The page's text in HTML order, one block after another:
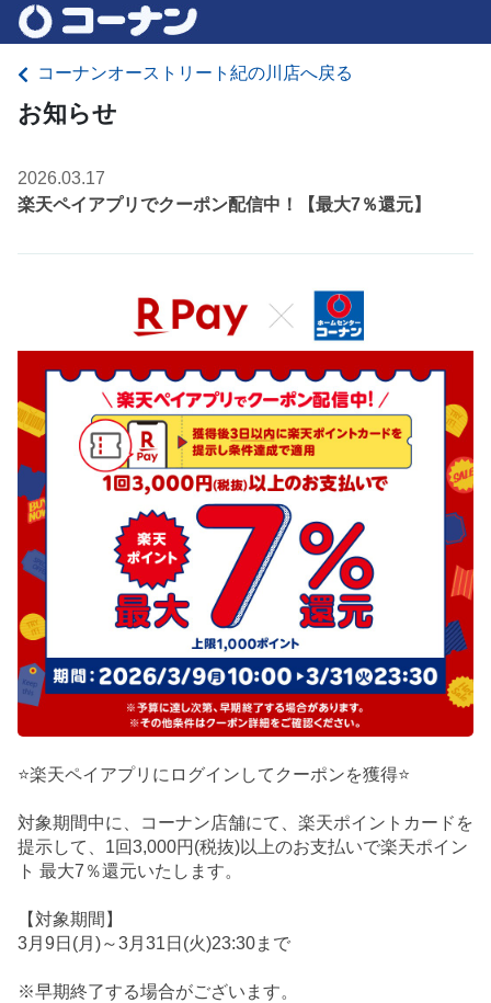
コーナンオーストリート紀の川店へ戻る
お知らせ
2026.03.17
楽天ペイアプリでクーポン配信中！【最大7％還元】
⭐楽天ペイアプリにログインしてクーポンを獲得⭐
対象期間中に、コーナン店舗にて、楽天ポイントカードを
提示して、1回3,000円(税抜)以上のお支払いで楽天ポイン
ト 最大7％還元いたします。
【対象期間】
3月9日(月)～3月31日(火)23:30まで
※早期終了する場合がございます。